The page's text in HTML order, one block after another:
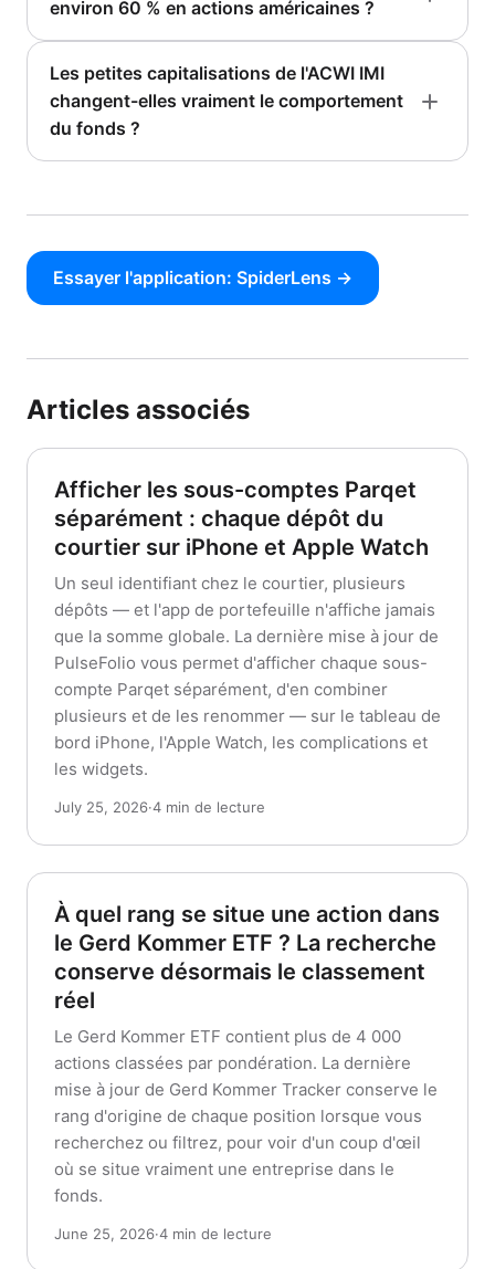
environ 60 % en actions américaines ?
Les petites capitalisations de l'ACWI IMI
changent-elles vraiment le comportement
du fonds ?
Essayer l'application: SpiderLens →
Articles associés
Afficher les sous-comptes Parqet
séparément : chaque dépôt du
courtier sur iPhone et Apple Watch
Un seul identifiant chez le courtier, plusieurs
dépôts — et l'app de portefeuille n'affiche jamais
que la somme globale. La dernière mise à jour de
PulseFolio vous permet d'afficher chaque sous-
compte Parqet séparément, d'en combiner
plusieurs et de les renommer — sur le tableau de
bord iPhone, l'Apple Watch, les complications et
les widgets.
July 25, 2026·4 min de lecture
À quel rang se situe une action dans
le Gerd Kommer ETF ? La recherche
conserve désormais le classement
réel
Le Gerd Kommer ETF contient plus de 4 000
actions classées par pondération. La dernière
mise à jour de Gerd Kommer Tracker conserve le
rang d'origine de chaque position lorsque vous
recherchez ou filtrez, pour voir d'un coup d'œil
où se situe vraiment une entreprise dans le
fonds.
June 25, 2026·4 min de lecture